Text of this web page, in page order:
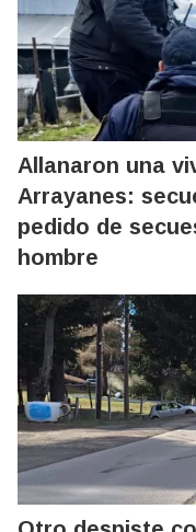
Allanaron una
Arrayanes:
pedido de
hombre